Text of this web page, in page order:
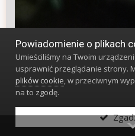
G-szok
Powiadomienie o plikach
Umieściliśmy na Twoim
usprawnić przeglądanie strony.
plików cookie, w przeciwnym
na to zgodę.